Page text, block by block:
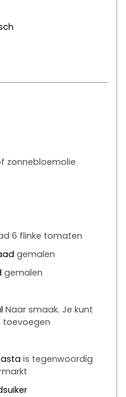
zonnebloemolie
6 flinke tomaten
gemalen
gemalen
Naar smaak. Je kunt
toevoegen
is tegenwoordig